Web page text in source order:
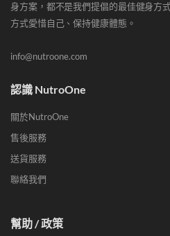
身方案，都不是我們提倡的最佳健身方
方式愛惜自己、保持健康體態。
info@nutroone.com
認識 NutroOne
關於NutroOne
售後服務
送貨服務
聯絡我們
幫助 / 政策